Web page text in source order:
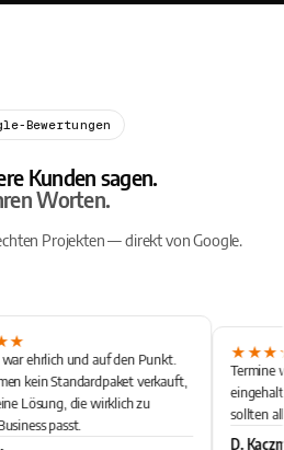
Bewertungen
Kunden sagen.
Worten.
Projekten — direkt von Google.
ehrlich und auf den Punkt.
kein Standardpaket verkauft,
Lösung, die wirklich zu
passt.
Termine
sollten
D.